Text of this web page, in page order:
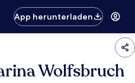
App herunterladen
Wolfsbruch